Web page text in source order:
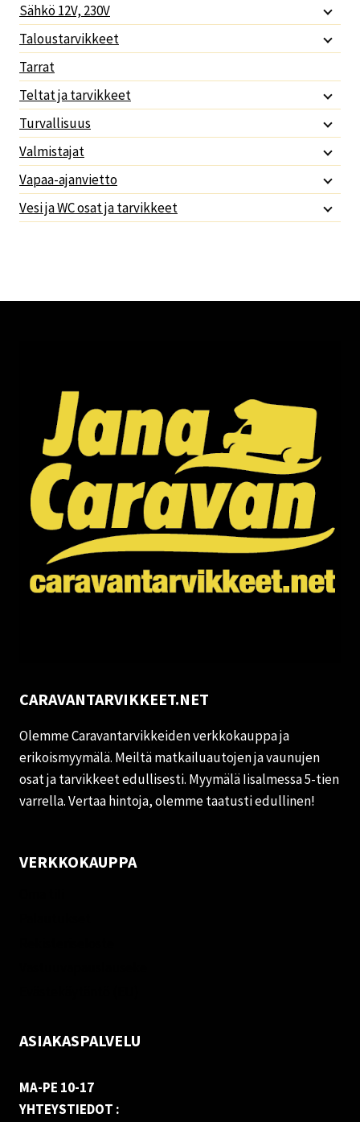
Sähkö 12V, 230V
Taloustarvikkeet
Tarrat
Teltat ja tarvikkeet
Turvallisuus
Valmistajat
Vapaa-ajanvietto
Vesi ja WC osat ja tarvikkeet
CARAVANTARVIKKEET.NET
Olemme Caravantarvikkeiden verkkokauppa ja
erikoismyymälä. Meiltä matkailuautojen ja vaunujen
osat ja tarvikkeet edullisesti. Myymälä Iisalmessa 5-tien
varrella. Vertaa hintoja, olemme taatusti edullinen!
VERKKOKAUPPA
ASIAKASPALVELU
MA-PE 10-17
YHTEYSTIEDOT :